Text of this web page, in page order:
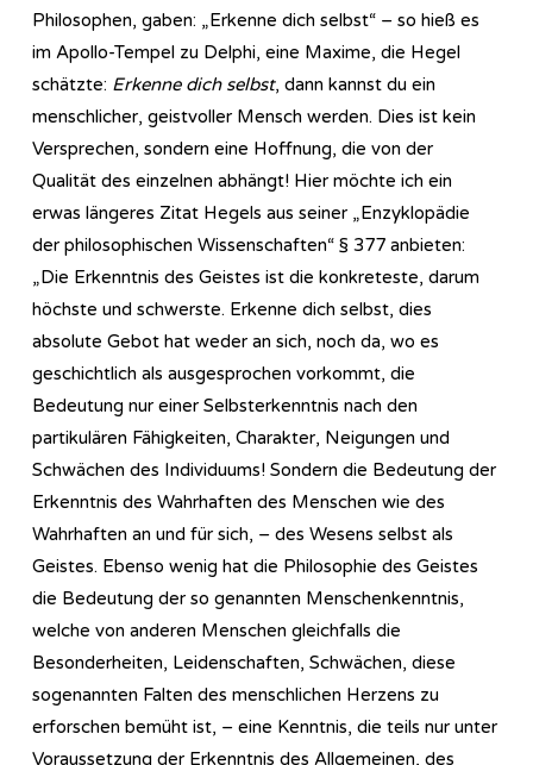
Philosophen, gaben: „Erkenne dich selbst“ – so hieß es
im Apollo-Tempel zu Delphi, eine Maxime, die Hegel
schätzte: Erkenne dich selbst, dann kannst du ein
menschlicher, geistvoller Mensch werden. Dies ist kein
Versprechen, sondern eine Hoffnung, die von der
Qualität des einzelnen abhängt! Hier möchte ich ein
erwas längeres Zitat Hegels aus seiner „Enzyklopädie
der philosophischen Wissenschaften“ § 377 anbieten:
„Die Erkenntnis des Geistes ist die konkreteste, darum
höchste und schwerste. Erkenne dich selbst, dies
absolute Gebot hat weder an sich, noch da, wo es
geschichtlich als ausgesprochen vorkommt, die
Bedeutung nur einer Selbsterkenntnis nach den
partikulären Fähigkeiten, Charakter, Neigungen und
Schwächen des Individuums! Sondern die Bedeutung der
Erkenntnis des Wahrhaften des Menschen wie des
Wahrhaften an und für sich, – des Wesens selbst als
Geistes. Ebenso wenig hat die Philosophie des Geistes
die Bedeutung der so genannten Menschenkenntnis,
welche von anderen Menschen gleichfalls die
Besonderheiten, Leidenschaften, Schwächen, diese
sogenannten Falten des menschlichen Herzens zu
erforschen bemüht ist, – eine Kenntnis, die teils nur unter
Voraussetzung der Erkenntnis des Allgemeinen, des